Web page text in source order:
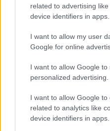
related to advertising
device identifiers in apps.
I want to allow my user
Google for online
I want to allow Google to
personalized advertising.
I want to allow Google to
related to analytics like
device identifiers in apps.